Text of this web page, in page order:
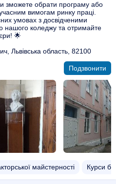
зможете обрати програму або
вимогам ринку праці.
умовах з досвідченими
нашого коледжу та отримайте
🌟
Львівська область, 82100
Подзвонити
майстерності Курси